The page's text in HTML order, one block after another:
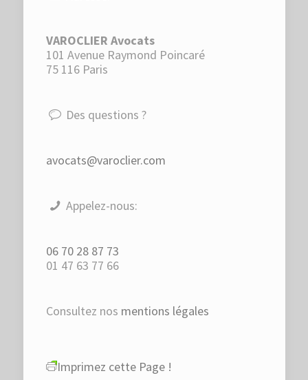
VAROCLIER Avocats
101 Avenue Raymond Poincaré
75 116 Paris
Des questions ?
avocats@varoclier.com
Appelez-nous:
06 70 28 87 73
01 47 63 77 66
Consultez nos mentions légales
Imprimez cette Page !